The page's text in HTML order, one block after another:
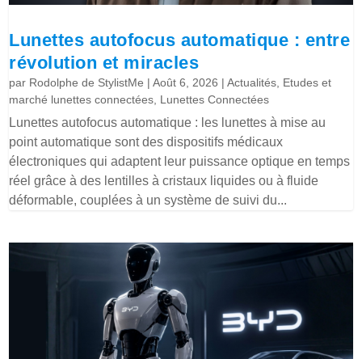
Lunettes autofocus automatique : entre
révolution et miracles
par Rodolphe de StylistMe |Août 6, 2026 |Actualités Etudes et
marché lunettes connectées Lunettes Connectées
Lunettes autofocus automatique : les lunettes à mise au
point automatique sont des dispositifs médicaux
électroniques qui adaptent leur puissance optique en temps
réel grâce à des lentilles à cristaux liquides ou à fluide
déformable, couplées à un système de suivi du...